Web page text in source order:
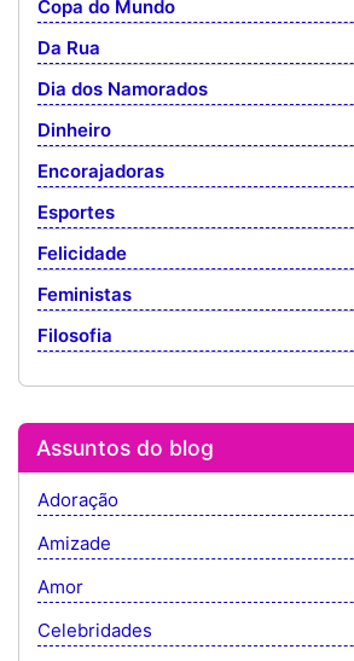
Copa do Mundo
Da Rua
Dia dos Namorados
Dinheiro
Encorajadoras
Esportes
Felicidade
Feministas
Filosofia
Assuntos do blog
Adoração
Amizade
Amor
Celebridades